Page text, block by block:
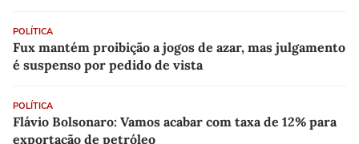
POLÍTICA
Fux mantém proibição a jogos de azar, mas julgamento
é suspenso por pedido de vista
POLÍTICA
Flávio Bolsonaro: Vamos acabar com taxa de 12% para
exportação de petróleo